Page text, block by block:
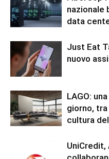
nazionale
data
Just Eat
nuovo
LAGO:
giorno,
cultura
UniCredit,